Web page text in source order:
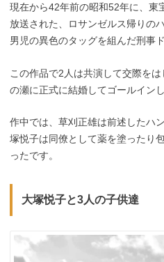
現在から42年前の昭和52年に、東
放送された、ロサンゼルス帰りの
男児の異色のタッグを組んだ刑事
この作品で2人は共演して交際を
の瀬に正式に結婚してゴールインし
作中では、草刈正雄は前述したハ
塚悦子は同僚として薬を塗ったり
ったです。
大塚悦子と3人の子供達